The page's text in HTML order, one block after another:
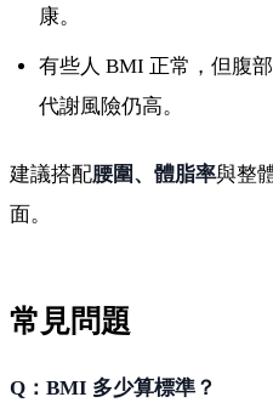
康。
有些人 BMI 正常，但腹
代謝風險仍高。
建議搭配腰圍、體脂率與整
面。
常見問題
Q：BMI 多少算標準？